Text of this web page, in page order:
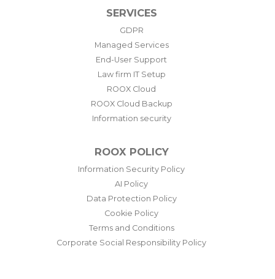
SERVICES
GDPR
Managed Services
End-User Support
Law firm IT Setup
ROOX Cloud
ROOX Cloud Backup
Information security
ROOX POLICY
Information Security Policy
AI Policy
Data Protection Policy
Cookie Policy
Terms and Conditions
Corporate Social Responsibility Policy